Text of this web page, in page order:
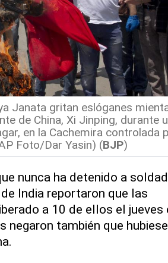
Janata gritan eslóganes
de China, Xi Jinping, durante
en la Cachemira controlada
Foto/Dar Yasin) (BJP)
nunca ha detenido a
India reportaron que las
a 10 de ellos el jueves
negaron también que hubiese